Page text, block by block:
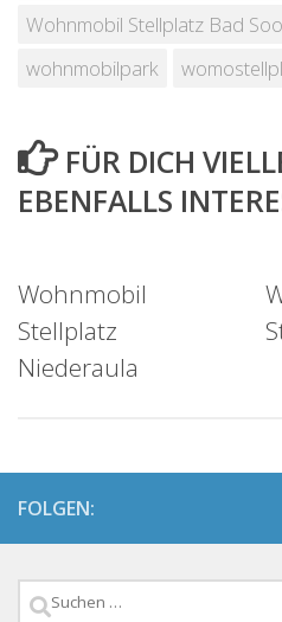
Wohnmobil Stellplatz Bad
wohnmobilpark
FÜR DICH
EBENFALLS
Wohnmobil
Stellplatz
Niederaula
FOLGEN:
Suchen